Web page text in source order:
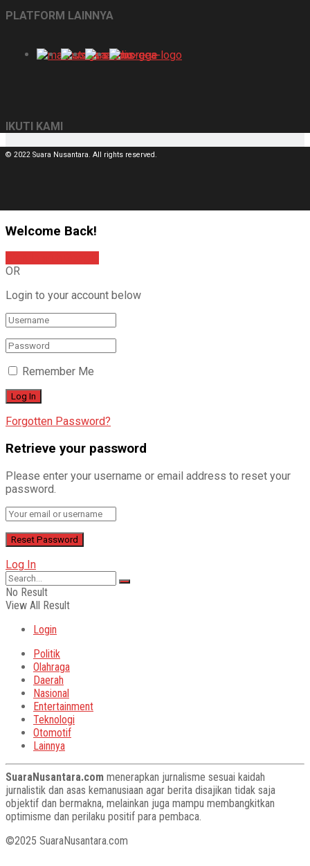
PLATFORM LAINNYA
IKUTI KAMI
© 2022 Suara Nusantara. All rights reserved.
Welcome Back!
OR
Login to your account below
Remember Me
Forgotten Password?
Retrieve your password
Please enter your username or email address to reset your
password.
Log In
No Result
View All Result
Login
Politik
Olahraga
Daerah
Nasional
Entertainment
Teknologi
Otomotif
Lainnya
SuaraNusantara.com menerapkan jurnalisme sesuai kaidah
jurnalistik dan asas kemanusiaan agar berita disajikan tidak saja
objektif dan bermakna, melainkan juga mampu membangkitkan
optimisme dan perilaku positif para pembaca.
©2025 SuaraNusantara.com